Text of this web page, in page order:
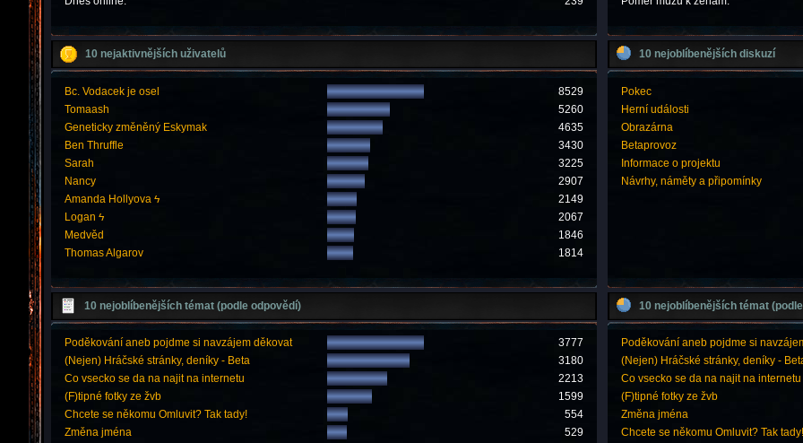
10 nejaktivnějších uživatelů
Bc. Vodacek je osel
8529
Tomaash
5260
Geneticky změněný Eskymak
4635
Ben Thruffle
3430
Sarah
3225
Nancy
2907
Amanda Hollyova ϟ
2149
Logan ϟ
2067
Medvěd
1846
Thomas Algarov
1814
10 nejoblíbenějších diskuzí
Pokec
Herní události
Obrazárna
Betaprovoz
Informace o projektu
Návrhy, náměty a připomínky
10 nejoblíbenějších témat (podle odpovědí)
Poděkování aneb pojdme si navzájem děkovat
3777
(Nejen) Hráčské stránky, deníky - Beta
3180
Co vsecko se da na najit na internetu
2213
(F)tipné fotky ze žvb
1599
Chcete se někomu Omluvit? Tak tady!
554
Změna jména
529
10 nejoblíbenějších témat
Poděkování aneb pojdme si
(Nejen) Hráčské stránky, deníky -
Co vsecko se da na najit na internetu
(F)tipné fotky ze žvb
Změna jména
Chcete se někomu Omluvit? Tak